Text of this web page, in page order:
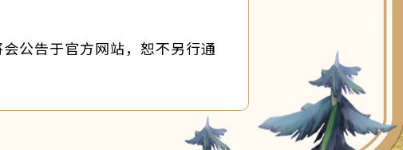
公告于官方网站，恕不另行通